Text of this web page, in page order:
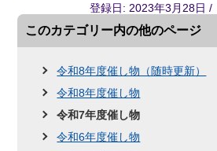
登録日: 2023年3月28日
このカテゴリー内の他のページ
令和8年度催し物（随時更新）
令和8年度催し物
令和7年度催し物
令和6年度催し物